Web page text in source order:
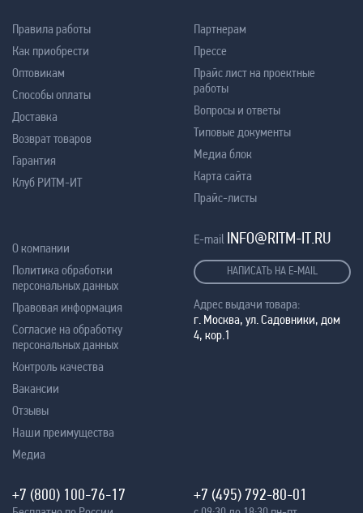
Правила работы
Как приобрести
Оптовикам
Способы оплаты
Доставка
Возврат товаров
Гарантия
Клуб РИТМ-ИТ
Партнерам
Прессе
Прайс лист на проектные
работы
Вопросы и ответы
Типовые документы
Медиа блок
Карта сайта
Прайс-листы
О компании
Политика обработки
персональных данных
Правовая информация
Согласие на обработку
персональных данных
Контроль качества
Вакансии
Отзывы
Наши преимущества
Медиа
E-mail INFO@RITM-IT.RU
НАПИСАТЬ НА E-MAIL
Адрес выдачи товара:
г. Москва, ул. Садовники, дом
4, кор.1
+7 (800) 100-76-17 +7 (495) 792-80-01